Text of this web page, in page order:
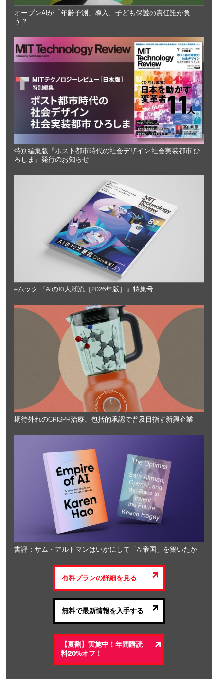
オープンAIが「年齢予測」導入、子ども保護の責任誰が負
う？
特別編集版『ポスト都市時代の社会デザイン 社会実装都市 ひ
ろしま』発行のお知らせ
eムック 『AIの10大潮流［2026年版］』特集号
期待外れのCRISPR治療、包括的承認で普及目指す新興企業
書評：サム・アルトマンはいかにして「AI帝国」を築いたか
有料プランの詳細を見る
無料で最新情報を入手する
【夏割】実施中！年間購読
料20%オフ！